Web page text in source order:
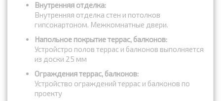
Внутренняя отделка:
Внутренняя отделка стен и потолков
гипсокартоном. Межкомнатные двери.
Напольное покрытие террас, балконов:
Устройстро полов террас и балконов выполняется
из доски 25 мм
Ограждения террас, балконов:
Устройство ограждений террас и балконов по
проекту